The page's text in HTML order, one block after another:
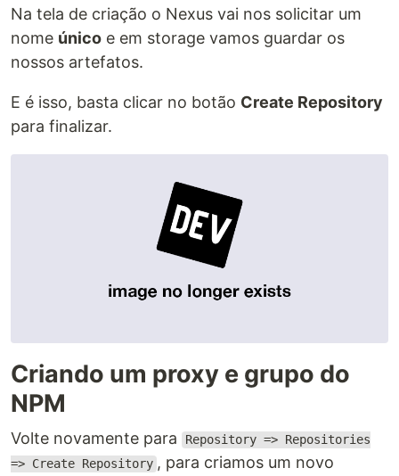
Na tela de criação o Nexus vai nos solicitar um
nome único e em storage vamos guardar os
nossos artefatos.
E é isso, basta clicar no botão Create Repository
para finalizar.
Criando um proxy e grupo do
NPM
Volte novamente para
Repository => Repositories
=> Create Repository , para criamos um novo